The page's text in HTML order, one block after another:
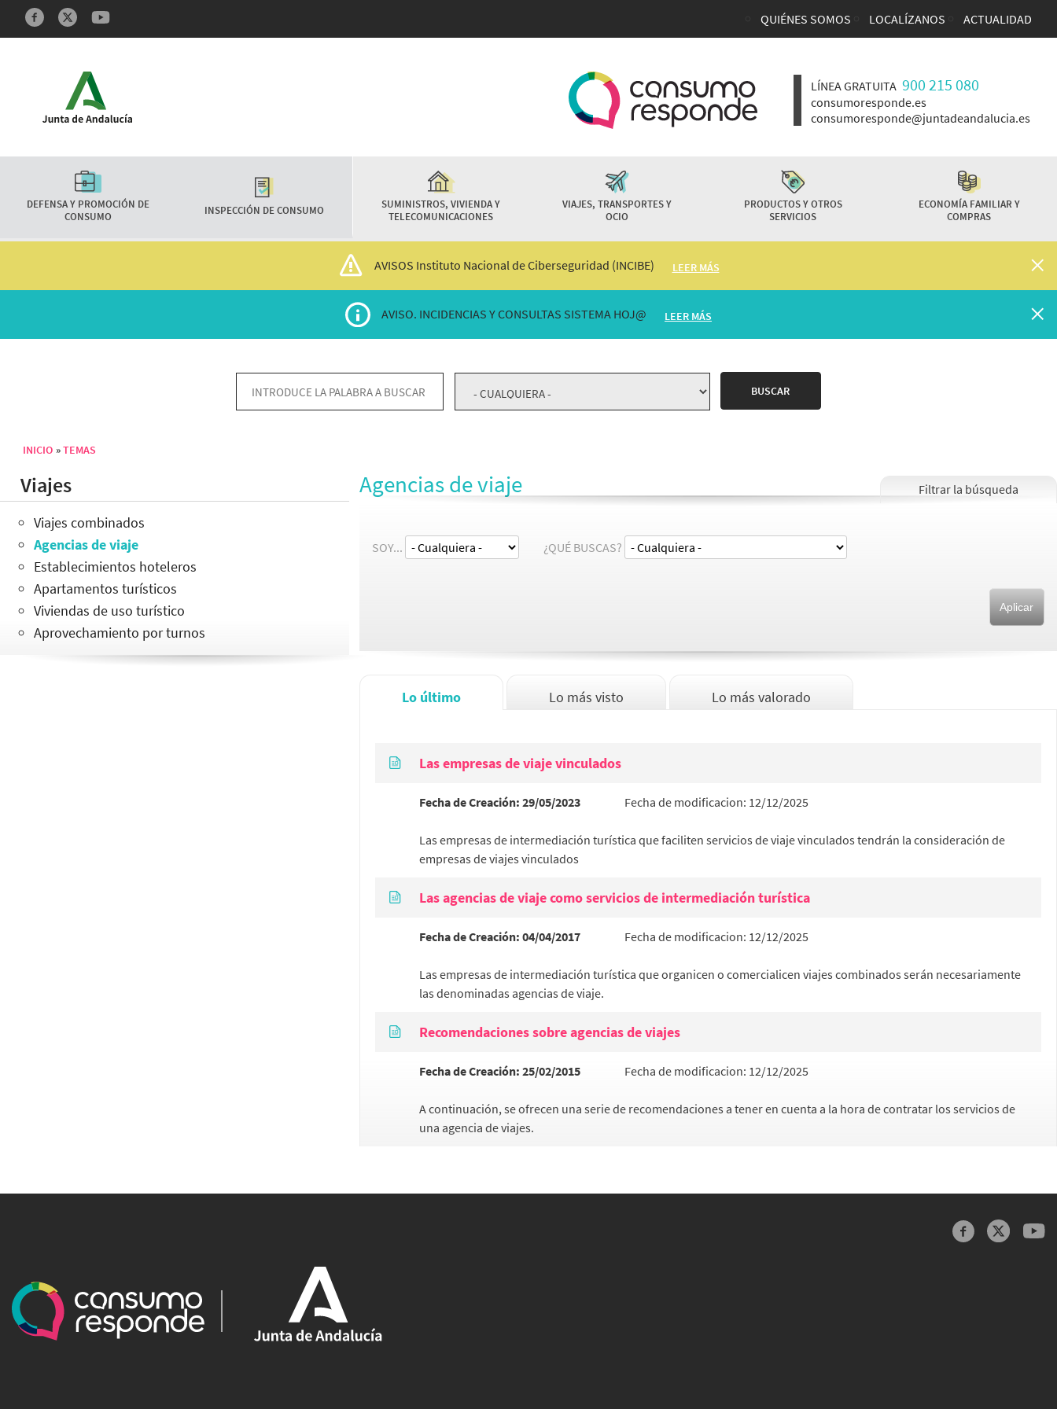
Redes sociales y Feeds Enlaces top cabecera
QUIÉNES SOMOS LOCALÍZANOS ACTUALIDAD
LÍNEA GRATUITA 900 215 080
consumoresponde.es
consumoresponde@juntadeandalucia.es
Características
DEFENSA Y PROMOCIÓN DE
CONSUMO
INSPECCIÓN DE CONSUMO
SUMINISTROS, VIVIENDA Y
TELECOMUNICACIONES
VIAJES, TRANSPORTES Y
OCIO
PRODUCTOS Y OTROS
SERVICIOS
ECONOMÍA FAMILIAR Y
COMPRAS
AVISOS Instituto Nacional de Ciberseguridad (INCIBE) LEER MÁS
AVISO. INCIDENCIAS Y CONSULTAS SISTEMA HOJ@ LEER MÁS
Sobrescribir enlaces de ayuda a la navegación
INICIO TEMAS
Viajes
Viajes combinados
Agencias de viaje
Establecimientos hoteleros
Apartamentos turísticos
Viviendas de uso turístico
Aprovechamiento por turnos
Agencias de viaje
SOY... ¿QUÉ BUSCAS?
Lo último Lo más visto Lo más valorado
Las empresas de viaje vinculados
Fecha de Creación:29/05/2023 Fecha de modificacion: 12/12/2025
Las empresas de intermediación turística que faciliten servicios de viaje vinculados tendrán la consideración de
empresas de viajes vinculados
Las agencias de viaje como servicios de intermediación turística
Fecha de Creación:04/04/2017 Fecha de modificacion: 12/12/2025
Las empresas de intermediación turística que organicen o comercialicen viajes combinados serán necesariamente
las denominadas agencias de viaje.
Recomendaciones sobre agencias de viajes
Fecha de Creación:25/02/2015 Fecha de modificacion: 12/12/2025
A continuación, se ofrecen una serie de recomendaciones a tener en cuenta a la hora de contratar los servicios de
una agencia de viajes.